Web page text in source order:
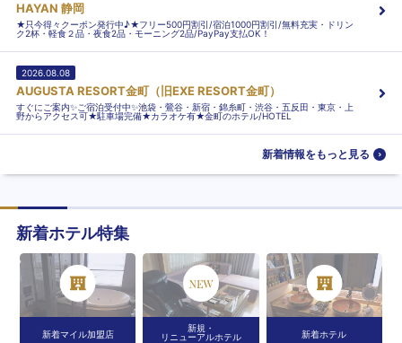
HAYAN 静岡
★只今得々クーポン発行中♪★フリー500円割引/宿泊1000円割引/無料充実・ドリン
ク2杯・軽食２品・夜食2品・モーニング2品/PayPay支払OK！
2026.08.08
AUGUSTA RESORT金町（旧EXE RESORT金町）
すぐにご案内✨ご宿泊受付中✨池袋・鶯谷・新宿・錦糸町・渋谷・五反田・東京・上
野からアクセス可★駐車場完備★カラオケ有★金町のホテル/HOTEL
新着情報をもっと見る
新着ホテル特集
新着マイル加盟店
新規・
リニューアルホテル
新着ホテル